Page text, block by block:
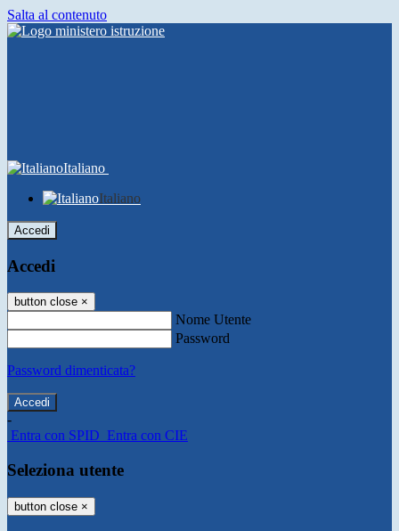
Salta al contenuto
Italiano
Italiano
Accedi
Accedi
button close ×
Nome Utente
Password
Password dimenticata?
-
Entra con SPID Entra con CIE
Seleziona utente
button close ×